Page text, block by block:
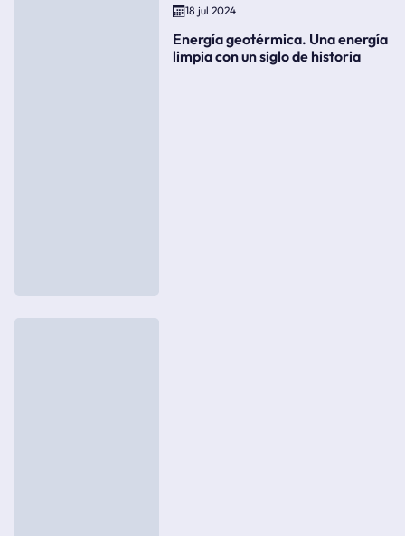
18 jul 2024
Energía geotérmica. Una energía
limpia con un siglo de historia